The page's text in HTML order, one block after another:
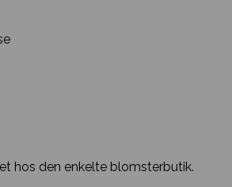
hos den enkelte blomsterbutik.